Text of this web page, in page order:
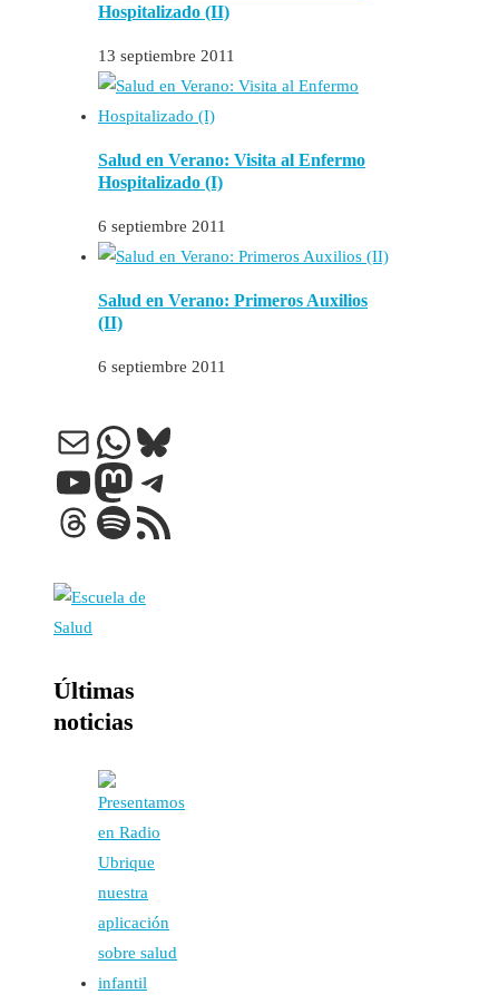
Hospitalizado (II)
13 septiembre 2011
Salud en Verano: Visita al Enfermo
Hospitalizado (I)
6 septiembre 2011
Salud en Verano: Primeros Auxilios
(II)
6 septiembre 2011
Correo electrónico
WhatsApp
Bluesky
YouTube
Mastodon
Telegram
Threads
Spotify
Feed RSS
Últimas
noticias